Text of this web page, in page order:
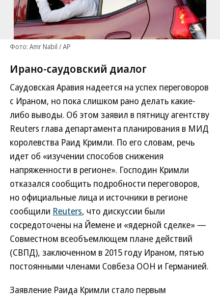
Фото: Amr Nabil / AP
Ирано-саудовский диалог
Саудовская Аравия надеется на успех переговоров
с Ираном, но пока слишком рано делать какие-
либо выводы. Об этом заявил в пятницу агентству
Reuters глава департамента планирования в МИД
королевства Раид Кримли. По его словам, речь
идет об «изучении способов снижения
напряженности в регионе». Господин Кримли
отказался сообщить подробности переговоров,
но официальные лица и источники в регионе
сообщили Reuters, что дискуссии были
сосредоточены на Йемене и «ядерной сделке» —
Совместном всеобъемлющем плане действий
(СВПД), заключенном в 2015 году Ираном, пятью
постоянными членами Совбеза ООН и Германией.
Заявление Раида Кримли стало первым